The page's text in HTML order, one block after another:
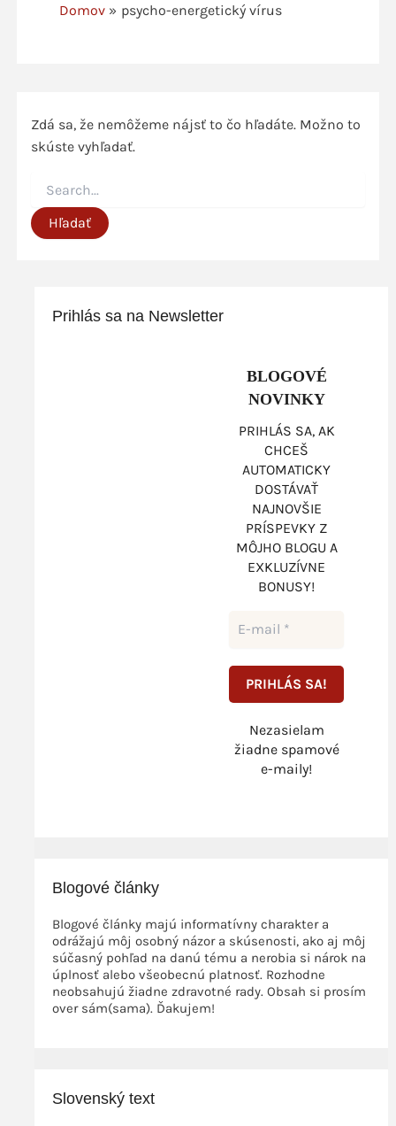
Domov psycho-energetický vírus
Zdá sa, že nemôžeme nájsť to čo hľadáte. Možno to
skúste vyhľadať.
Prihlás sa na Newsletter
BLOGOVÉ
NOVINKY
PRIHLÁS SA, AK
CHCEŠ
AUTOMATICKY
DOSTÁVAŤ
NAJNOVŠIE
PRÍSPEVKY Z
MÔJHO BLOGU A
EXKLUZÍVNE
BONUSY!
Nezasielam
žiadne spamové
e-maily!
Blogové články
Blogové články majú informatívny charakter a
odrážajú môj osobný názor a skúsenosti, ako aj môj
súčasný pohľad na danú tému a nerobia si nárok na
úplnosť alebo všeobecnú platnosť. Rozhodne
neobsahujú žiadne zdravotné rady. Obsah si prosím
over sám(sama). Ďakujem!
Slovenský text